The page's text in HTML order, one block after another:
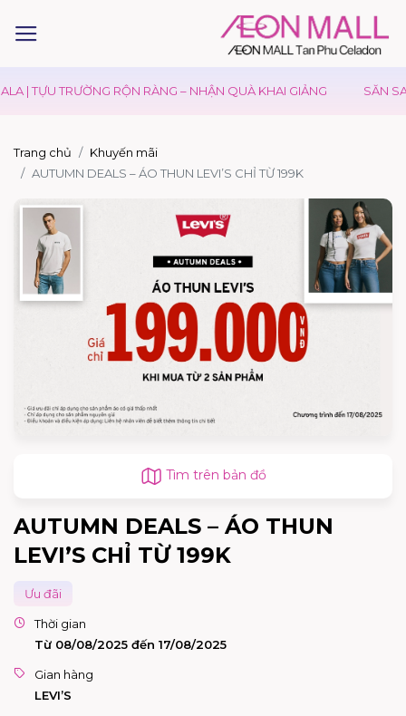
| TỰU TRƯỜNG RỘN RÀNG – NHẬN QUÀ KHAI GIẢNG SĂN
Trang chủ
Khuyến mãi
AUTUMN DEALS – ÁO THUN LEVI’S CHỈ TỪ 199K
Tìm trên bản đồ
AUTUMN DEALS – ÁO THUN
LEVI’S CHỈ TỪ 199K
Ưu đãi
Thời gian
Từ 08/08/2025 đến 17/08/2025
Gian hàng
LEVI’S